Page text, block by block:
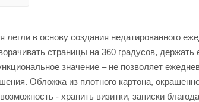
легли в основу создания недатированного
страницы на 360 градусов, держать
значение – не позволяет
Обложка из плотного картона,
- хранить визитки, записки